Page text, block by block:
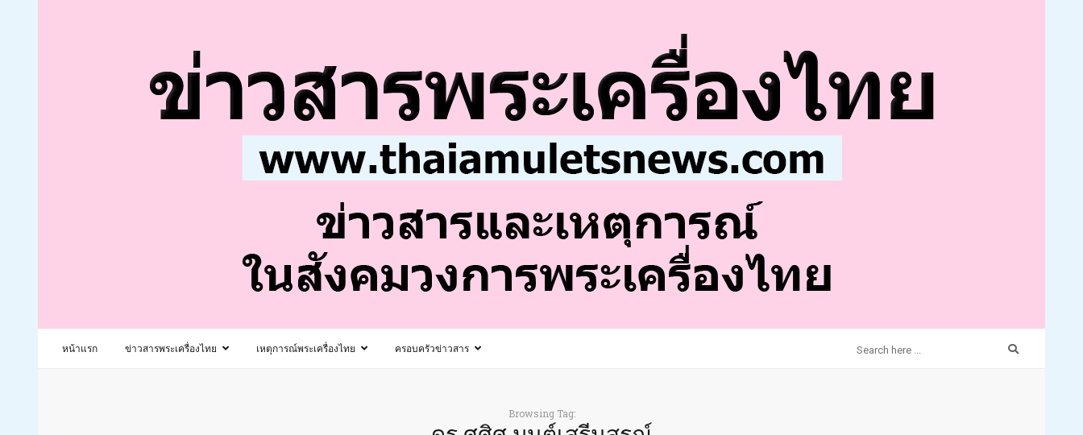
หน้าแรก ข่าวสารพระเครื่องไทย เหตุการณ์พระเครื่องไทย ครอบครัวข่าวสาร
Browsing Tag: